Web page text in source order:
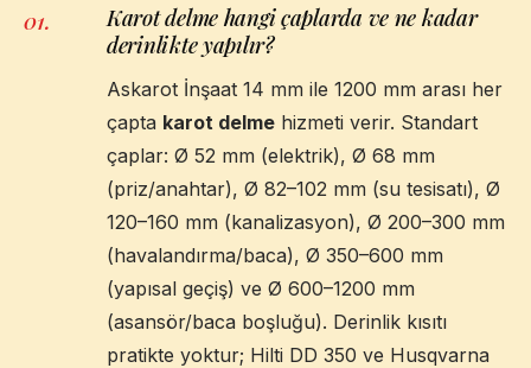
01.
Karot delme hangi çaplarda ve ne kadar
derinlikte yapılır?
Askarot İnşaat 14 mm ile 1200 mm arası her
çapta karot delme hizmeti verir. Standart
çaplar: Ø 52 mm (elektrik), Ø 68 mm
(priz/anahtar), Ø 82–102 mm (su tesisatı), Ø
120–160 mm (kanalizasyon), Ø 200–300 mm
(havalandırma/baca), Ø 350–600 mm
(yapısal geçiş) ve Ø 600–1200 mm
(asansör/baca boşluğu). Derinlik kısıtı
pratikte yoktur; Hilti DD 350 ve Husqvarna